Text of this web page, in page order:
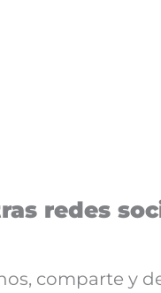
redes
comparte y